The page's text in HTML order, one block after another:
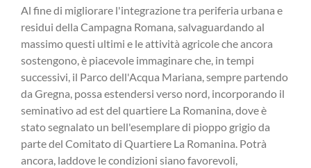
Al fine di migliorare l'integrazione tra periferia urbana e
residui della Campagna Romana, salvaguardando al
massimo questi ultimi e le attività agricole che ancora
sostengono, è piacevole immaginare che, in tempi
successivi, il Parco dell'Acqua Mariana, sempre partendo
da Gregna, possa estendersi verso nord, incorporando il
seminativo ad est del quartiere La Romanina, dove è
stato segnalato un bell'esemplare di pioppo grigio da
parte del Comitato di Quartiere La Romanina. Potrà
ancora, laddove le condizioni siano favorevoli,